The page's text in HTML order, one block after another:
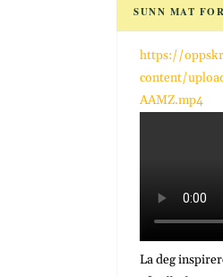
SUNN MAT
https://
content/
AAMZ.mp4
La deg